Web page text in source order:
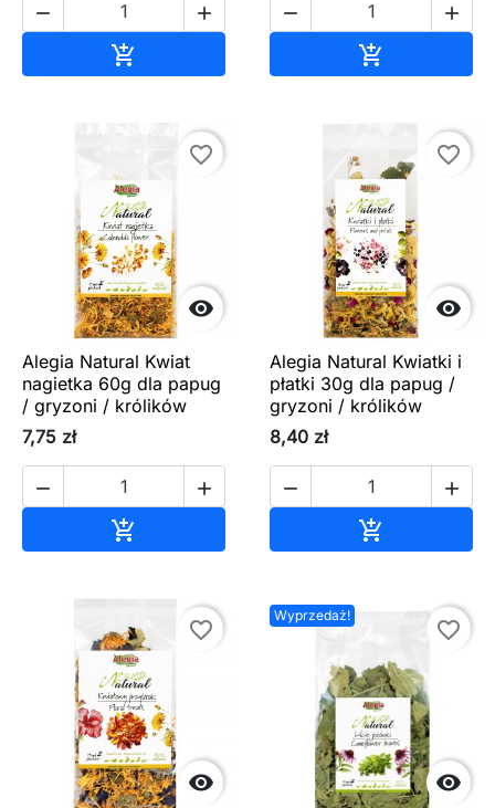
 

 


favorite_border
Alegia Natural Kwiat
nagietka 60g dla papug
/ gryzoni / królików
7,75 zł
 


favorite_border
Alegia Natural Kwiatki i
płatki 30g dla papug /
gryzoni / królików
8,40 zł
 


favorite_border
Wyprzedaż!

favorite_border